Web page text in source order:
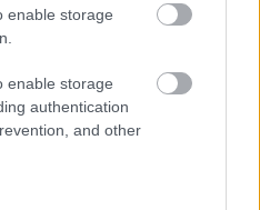
enable storage
enable storage
authentication
and other
Lipótváros rejtett, zöld
táj, amelynek minden köve
a tatai Angolkert